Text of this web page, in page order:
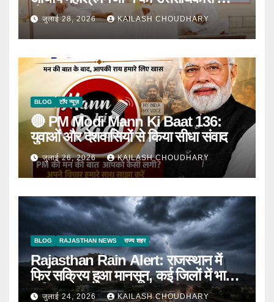
घोषणा
जुलाई 28, 2026 KAILASH CHOUDHARY
BLOG टॉप न्यूज़
🔴 PM Modi Mann Ki Baat 136:
युवाओं और देशवासियों से किया सीधा संवाद
जुलाई 26, 2026 KAILASH CHOUDHARY
BLOG RAJASTHAN NEWS राज्य शहर
Rajasthan Rain Alert: राजस्थान में
फिर सक्रिय हुआ मानसून, कई जिलों में भारी
बारिश का Alert
जुलाई 24, 2026 KAILASH CHOUDHARY